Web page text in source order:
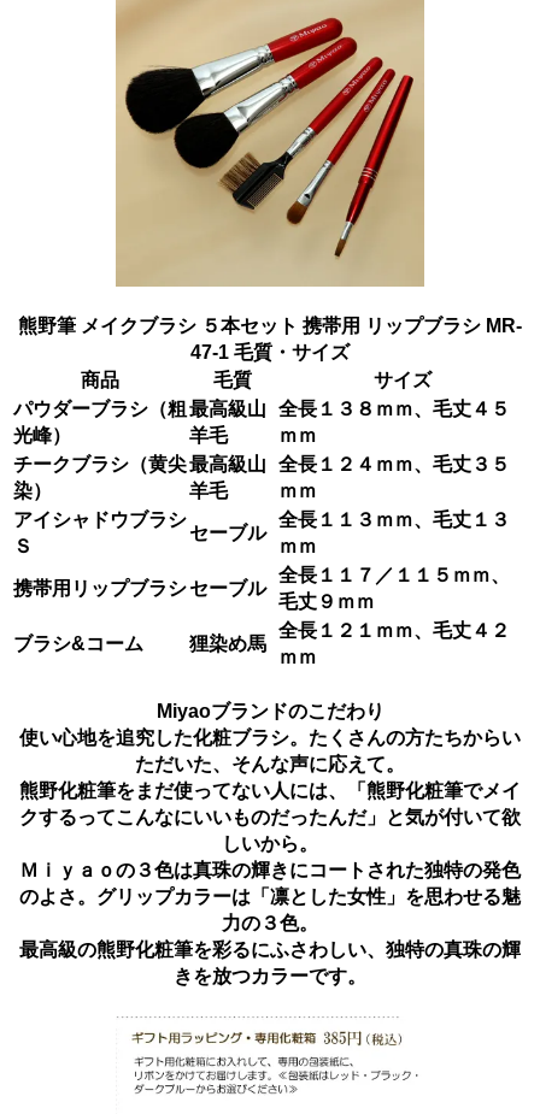
熊野筆 メイクブラシ ５本セット 携帯用 リップブラシ MR-
47-1 毛質・サイズ
商品
毛質
サイズ
パウダーブラシ（粗
光峰）
最高級山
羊毛
全長１３８ｍｍ、毛丈４５
ｍｍ
チークブラシ（黄尖
染）
最高級山
羊毛
全長１２４ｍｍ、毛丈３５
ｍｍ
アイシャドウブラシ
Ｓ
セーブル
全長１１３ｍｍ、毛丈１３
ｍｍ
携帯用リップブラシセーブル
全長１１７／１１５ｍｍ、
毛丈９ｍｍ
ブラシ&コーム 狸染め馬
全長１２１ｍｍ、毛丈４２
ｍｍ
Miyaoブランドのこだわり
使い心地を追究した化粧ブラシ。たくさんの方たちからい
ただいた、そんな声に応えて。
熊野化粧筆をまだ使ってない人には、「熊野化粧筆でメイ
クするってこんなにいいものだったんだ」と気が付いて欲
しいから。
Ｍｉｙａｏの３色は真珠の輝きにコートされた独特の発色
のよさ。グリップカラーは「凛とした女性」を思わせる魅
力の３色。
最高級の熊野化粧筆を彩るにふさわしい、独特の真珠の輝
きを放つカラーです。